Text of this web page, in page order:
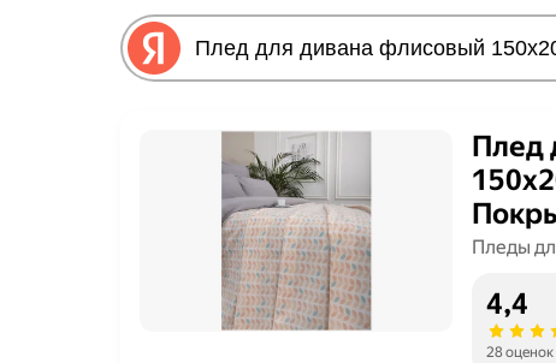
Плед
Пледы
4,4
28 оценок